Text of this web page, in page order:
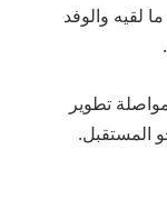
لقيه والوفد
تطوير
المستقبل.